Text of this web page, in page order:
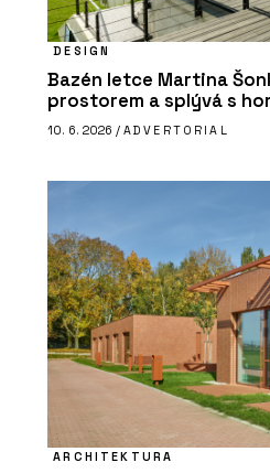
DESIGN
Bazén letce Martina
prostorem a splývá s
10. 6. 2026 / ADVERTORIAL
ARCHITEKTURA